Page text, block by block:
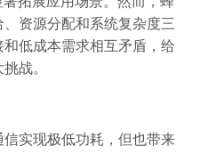
资源分配和系统复杂度三
低成本需求相互矛盾，给
战。
实现极低功耗，但也带来